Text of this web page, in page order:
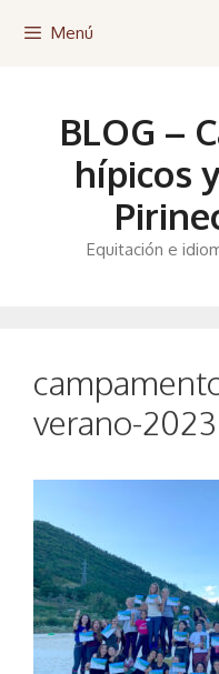
Menú
BLOG –
hípicos
Equitación e
verano-2023